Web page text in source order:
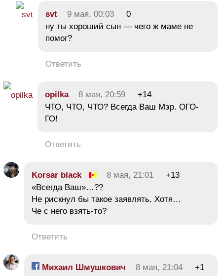
svt 9 мая, 00:03
0
ну ты хороший сын — чего ж маме не
помог?
Ответить
opilka 8 мая, 20:59
+14
ЧТО, ЧТО, ЧТО? Всегда Ваш Мэр. ОГО-
ГО!
Ответить
Korsar black 8 мая, 21:01
+13
«Всегда Ваш»…??
Не рискнул бы такое заявлять. Хотя…
Че с него взять-то?
Ответить
Михаил Шмушкович 8 мая, 21:04 +1